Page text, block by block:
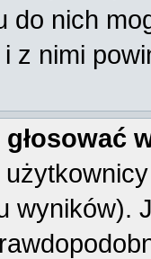
do nich
z nimi
wyników).